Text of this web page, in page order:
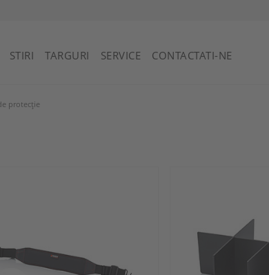
STIRI TARGURI SERVICE CONTACTATI-NE
protecție